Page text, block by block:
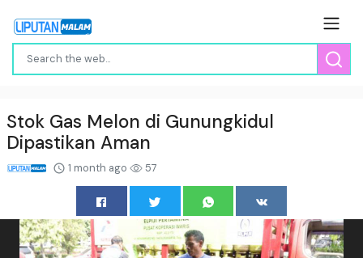
Stok Gas Melon di Gunungkidul
Dipastikan Aman
1 month ago 57